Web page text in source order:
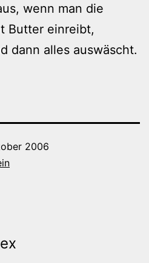
wenn man die
Butter einreibt,
dann alles auswäscht.
2006